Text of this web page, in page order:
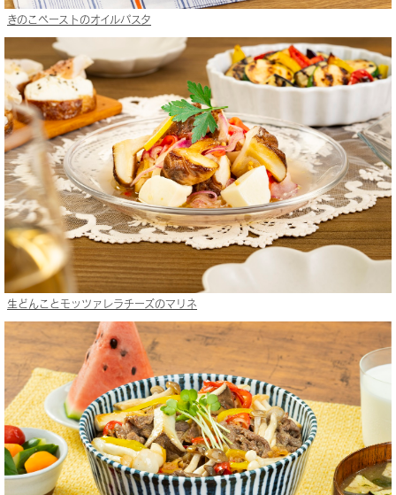
きのこペーストのオイルパスタ
生どんことモッツァレラチーズのマリネ